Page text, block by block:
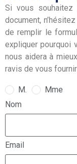
Si vous souhaitez
document,
de remplir le
expliquer pourquoi
nous aidera à
ravis de vous
M.
Mme
Nom
Email